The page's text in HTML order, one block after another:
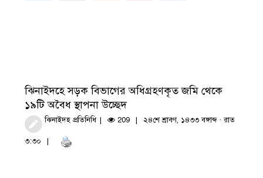
ঝিনাইদহে সড়ক বিভাগের অধিগ্রহণকৃত জমি থেকে
১৯টি অবৈধ স্থাপনা উচ্ছেদ
ঝিনাইদহ প্রতিনিধি 209 ২৪শে শ্রাবণ, ১৪৩৩ বঙ্গাব্দ · রাত
৩:৩০